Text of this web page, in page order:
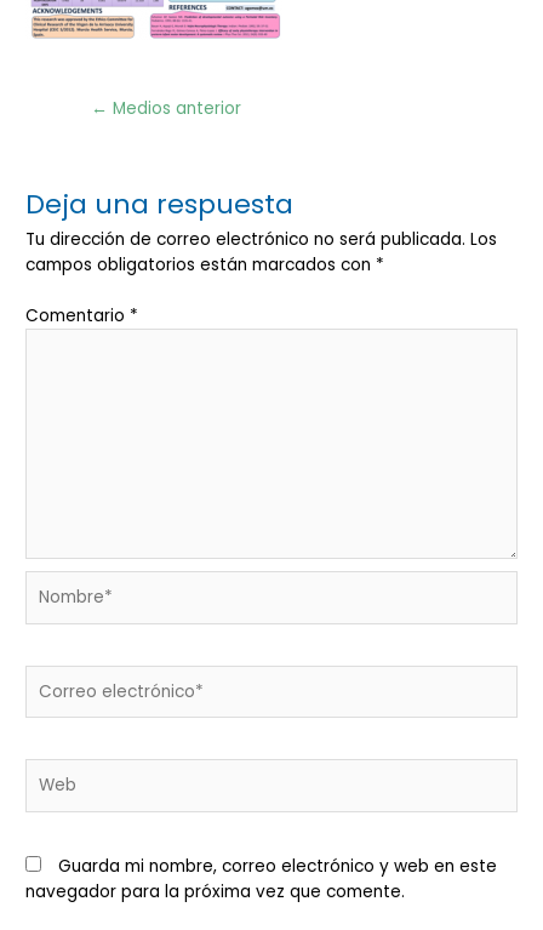
Navegación
← Medios anterior
Deja una respuesta
Tu dirección de correo electrónico no será publicada. Los
campos obligatorios están marcados con *
Comentario *
electrónico*
Guarda mi nombre, correo electrónico y web en este
navegador para la próxima vez que comente.